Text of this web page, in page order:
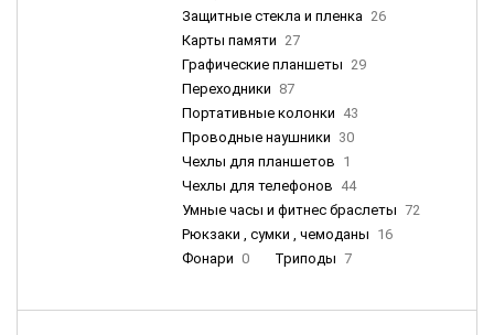
Защитные стекла и пленка 26
Карты памяти 27
Графические планшеты 29
Переходники 87
Портативные колонки 43
Проводные наушники 30
Чехлы для планшетов 1
Чехлы для телефонов 44
Умные часы и фитнес браслеты 72
Рюкзаки , сумки , чемоданы 16
Фонари 0 Триподы 7